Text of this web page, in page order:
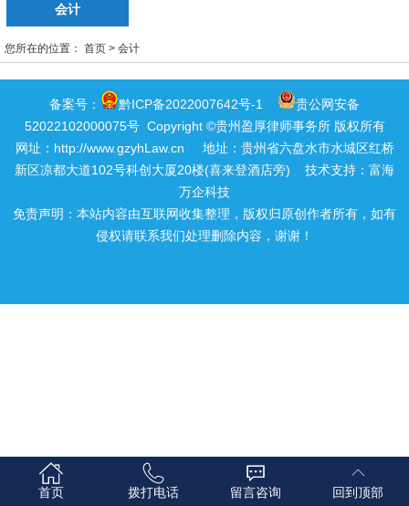
会计
您所在的位置： 首页 > 会计
备案号： 黔ICP备2022007642号-1
贵公网安备
52022102000075号Copyright ©贵州盈厚律师事务所 版权所有
网址： http://www.gzyhLaw.cn 地址：贵州省六盘水市水城区红桥
新区凉都大道102号科创大厦20楼(喜来登酒店旁) 技术支持： 富海
万企科技
免责声明：本站内容由互联网收集整理，版权归原创作者所有，如有
侵权请联系我们处理删除内容，谢谢！
首页 拨打电话 留言咨询 回到顶部